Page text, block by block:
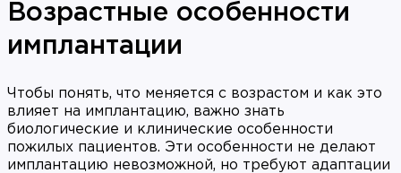
Возрастные особенности
имплантации
Чтобы понять, что меняется с возрастом и как это
влияет на имплантацию, важно знать
биологические и клинические особенности
пожилых пациентов. Эти особенности не делают
имплантацию невозможной, но требуют адаптации